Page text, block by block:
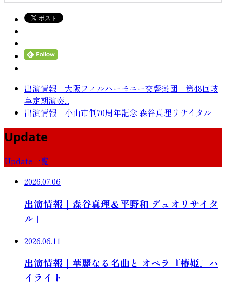
出演情報 大阪フィルハーモニー交響楽団 第48回岐
阜定期演奏...
出演情報 小山市制70周年記念 森谷真理リサイタル
Update
Update一覧
2026.07.06
出演情報｜森谷真理＆平野和 デュオリサイタ
ル」
2026.06.11
出演情報｜華麗なる名曲と オペラ『椿姫』ハ
イライト